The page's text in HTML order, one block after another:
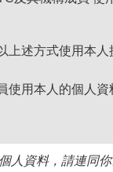
上述方式使用本
使用本人的個人
人資料，請連同